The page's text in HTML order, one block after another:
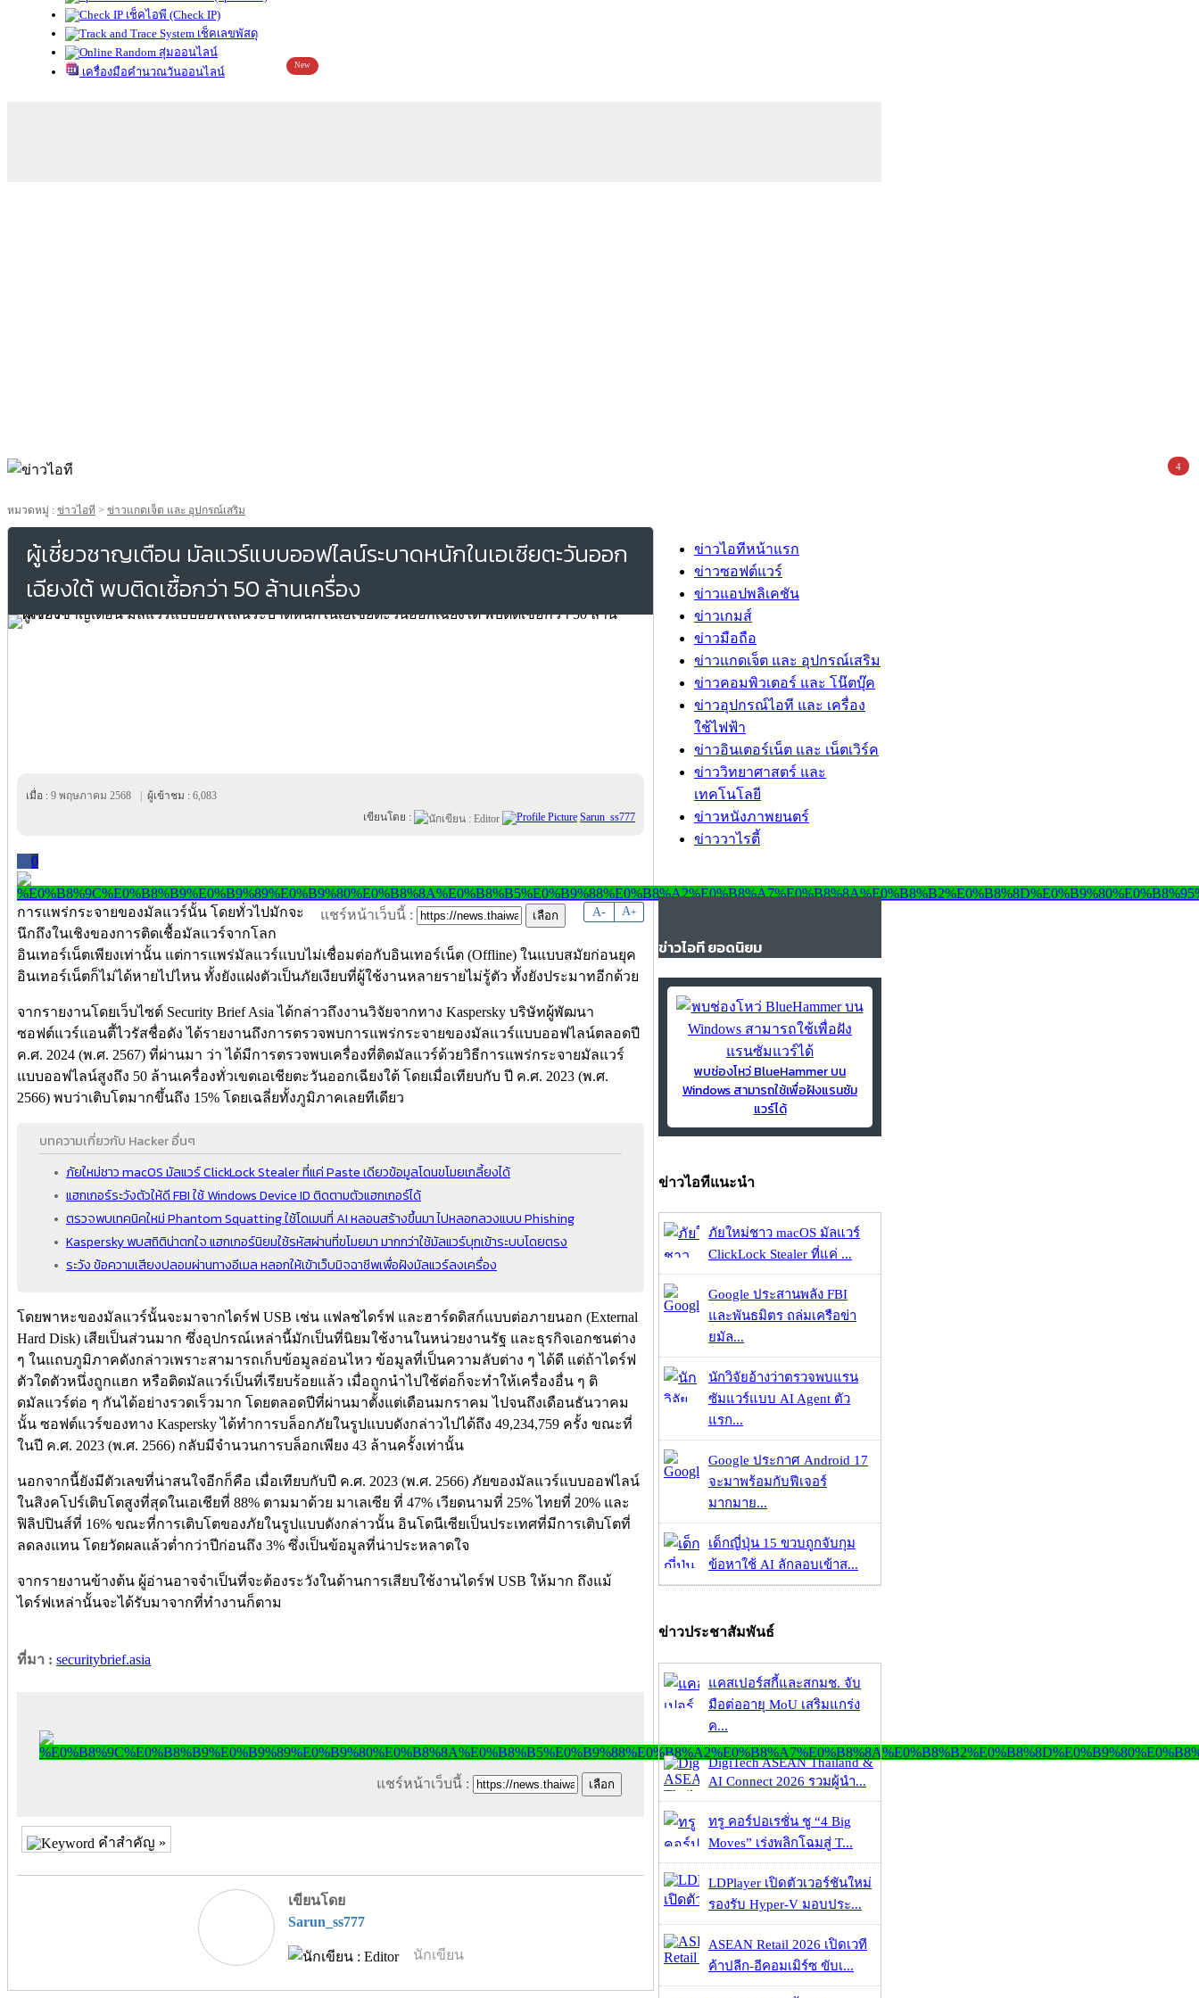
เช็คไอพี (Check IP)
เช็คเลขพัสดุ
สุ่มออนไลน์
เครื่องมือคำนวณวันออนไลน์
New
หมวดหมู่ : ข่าวไอที > ข่าวแกดเจ็ต และ อุปกรณ์เสริม
ผู้เชี่ยวชาญเตือน มัลแวร์แบบออฟไลน์ระบาดหนักในเอเชียตะวันออก
เฉียงใต้ พบติดเชื้อกว่า 50 ล้านเครื่อง
เมื่อ : 9 พฤษภาคม 2568 ผู้เข้าชม : 6,083
เขียนโดย :
Sarun_ss777
0
A- A+
แชร์หน้าเว็บนี้ :
การแพร่กระจายของมัลแวร์นั้น โดยทั่วไปมักจะ
นึกถึงในเชิงของการติดเชื้อมัลแวร์จากโลก
อินเทอร์เน็ตเพียงเท่านั้น แต่การแพร่มัลแวร์แบบไม่เชื่อมต่อกับอินเทอร์เน็ต (Offline) ในแบบสมัยก่อนยุค
อินเทอร์เน็ตก็ไม่ได้หายไปไหน ทั้งยังแฝงตัวเป็นภัยเงียบที่ผู้ใช้งานหลายรายไม่รู้ตัว ทั้งยังประมาทอีกด้วย
จากรายงานโดยเว็บไซต์ Security Brief Asia ได้กล่าวถึงงานวิจัยจากทาง Kaspersky บริษัทผู้พัฒนา
ซอฟต์แวร์แอนตี้ไวรัสชื่อดัง ได้รายงานถึงการตรวจพบการแพร่กระจายของมัลแวร์แบบออฟไลน์ตลอดปี
ค.ศ. 2024 (พ.ศ. 2567) ที่ผ่านมา ว่า ได้มีการตรวจพบเครื่องที่ติดมัลแวร์ด้วยวิธีการแพร่กระจายมัลแวร์
แบบออฟไลน์สูงถึง 50 ล้านเครื่องทั่วเขตเอเชียตะวันออกเฉียงใต้ โดยเมื่อเทียบกับ ปี ค.ศ. 2023 (พ.ศ.
2566) พบว่าเติบโตมากขึ้นถึง 15% โดยเฉลี่ยทั้งภูมิภาคเลยทีเดียว
บทความเกี่ยวกับ Hacker อื่นๆ
ภัยใหม่ชาว macOS มัลแวร์ ClickLock Stealer ที่แค่ Paste เดียวข้อมูลโดนขโมยเกลี้ยงได้
แฮกเกอร์ระวังตัวให้ดี FBI ใช้ Windows Device ID ติดตามตัวแฮกเกอร์ได้
ตรวจพบเทคนิคใหม่ Phantom Squatting ใช้โดเมนที่ AI หลอนสร้างขึ้นมา ไปหลอกลวงแบบ Phishing
Kaspersky พบสถิติน่าตกใจ แฮกเกอร์นิยมใช้รหัสผ่านที่ขโมยมา มากกว่าใช้มัลแวร์บุกเข้าระบบโดยตรง
ระวัง ข้อความเสียงปลอมผ่านทางอีเมล หลอกให้เข้าเว็บมิจฉาชีพเพื่อฝังมัลแวร์ลงเครื่อง
โดยพาหะของมัลแวร์นั้นจะมาจากไดร์ฟ USB เช่น แฟลชไดร์ฟ และฮาร์ดดิสก์แบบต่อภายนอก (External
Hard Disk) เสียเป็นส่วนมาก ซึ่งอุปกรณ์เหล่านี้มักเป็นที่นิยมใช้งานในหน่วยงานรัฐ และธุรกิจเอกชนต่าง
ๆ ในแถบภูมิภาคดังกล่าวเพราะสามารถเก็บข้อมูลอ่อนไหว ข้อมูลที่เป็นความลับต่าง ๆ ได้ดี แต่ถ้าไดร์ฟ
ตัวใดตัวหนึ่งถูกแฮก หรือติดมัลแวร์เป็นที่เรียบร้อยแล้ว เมื่อถูกนำไปใช้ต่อก็จะทำให้เครื่องอื่น ๆ ติ
ดมัลแวร์ต่อ ๆ กันได้อย่างรวดเร็วมาก โดยตลอดปีที่ผ่านมาตั้งแต่เดือนมกราคม ไปจนถึงเดือนธันวาคม
นั้น ซอฟต์แวร์ของทาง Kaspersky ได้ทำการบล็อกภัยในรูปแบบดังกล่าวไปได้ถึง 49,234,759 ครั้ง ขณะที่
ในปี ค.ศ. 2023 (พ.ศ. 2566) กลับมีจำนวนการบล็อกเพียง 43 ล้านครั้งเท่านั้น
นอกจากนี้ยังมีตัวเลขที่น่าสนใจอีกก็คือ เมื่อเทียบกับปี ค.ศ. 2023 (พ.ศ. 2566) ภัยของมัลแวร์แบบออฟไลน์
ในสิงคโปร์เติบโตสูงที่สุดในเอเชียที่ 88% ตามมาด้วย มาเลเซีย ที่ 47% เวียดนามที่ 25% ไทยที่ 20% และ
ฟิลิปปินส์ที่ 16% ขณะที่การเติบโตของภัยในรูปแบบดังกล่าวนั้น อินโดนีเซียเป็นประเทศที่มีการเติบโตที่
ลดลงแทน โดยวัดผลแล้วต่ำกว่าปีก่อนถึง 3% ซึ่งเป็นข้อมูลที่น่าประหลาดใจ
จากรายงานข้างต้น ผู้อ่านอาจจำเป็นที่จะต้องระวังในด้านการเสียบใช้งานไดร์ฟ USB ให้มาก ถึงแม้
ไดร์ฟเหล่านั้นจะได้รับมาจากที่ทำงานก็ตาม
ที่มา : securitybrief.asia
แชร์หน้าเว็บนี้ :
คำสำคัญ »
เขียนโดย
Sarun_ss777
นักเขียน
ข่าวไอทีหน้าแรก
ข่าวซอฟต์แวร์
ข่าวแอปพลิเคชัน
ข่าวเกมส์
ข่าวมือถือ
ข่าวแกดเจ็ต และ อุปกรณ์เสริม
ข่าวคอมพิวเตอร์ และ โน๊ตบุ๊ค
ข่าวอุปกรณ์ไอที และ เครื่อง
ใช้ไฟฟ้า
ข่าวอินเตอร์เน็ต และ เน็ตเวิร์ค
ข่าววิทยาศาสตร์ และ
เทคโนโลยี
ข่าวหนังภาพยนตร์
ข่าววาไรตี้
ข่าวไอที ยอดนิยม
พบช่องโหว่ BlueHammer บน
Windows สามารถใช้เพื่อฝังแรนซัม
แวร์ได้
ข่าวไอทีแนะนำ
ภัยใหม่ชาว macOS มัลแวร์
ClickLock Stealer ที่แค่ ...
Google ประสานพลัง FBI
และพันธมิตร ถล่มเครือข่า
ยมัล...
นักวิจัยอ้างว่าตรวจพบแรน
ซัมแวร์แบบ AI Agent ตัว
แรก...
Google ประกาศ Android 17
จะมาพร้อมกับฟีเจอร์
มากมาย...
เด็กญี่ปุ่น 15 ขวบถูกจับกุม
ข้อหาใช้ AI ลักลอบเข้าส...
ข่าวประชาสัมพันธ์
แคสเปอร์สกี้และสกมช. จับ
มือต่ออายุ MoU เสริมแกร่ง
ค...
DigiTech ASEAN Thailand &
AI Connect 2026 รวมผู้นำ...
ทรู คอร์ปอเรชั่น ชู “4 Big
Moves” เร่งพลิกโฉมสู่ T...
LDPlayer เปิดตัวเวอร์ชันใหม่
รองรับ Hyper-V มอบประ...
ASEAN Retail 2026 เปิดเวที
ค้าปลีก-อีคอมเมิร์ซ ขับเ...
4